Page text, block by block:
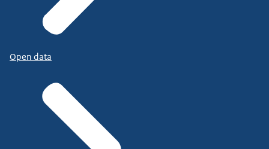
Open data